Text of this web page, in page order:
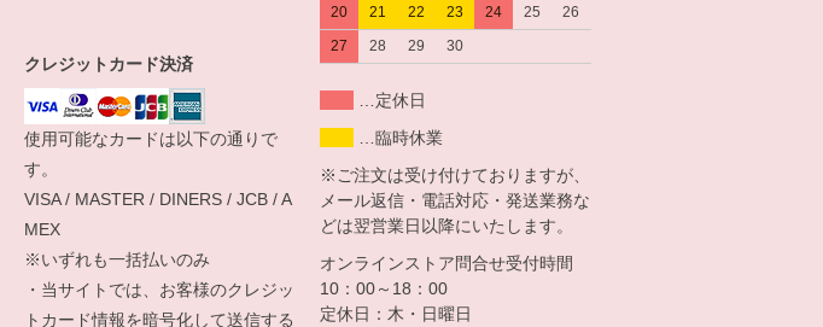
クレジットカード決済
使用可能なカードは以下の通りで
す。
VISA / MASTER / DINERS / JCB / A
MEX
※いずれも一括払いのみ
・当サイトでは、お客様のクレジッ
トカード情報を暗号化して送信する
20
21 22 23 24 25
26
27
28 29 30
…定休日
…臨時休業
※ご注文は受け付けておりますが、
メール返信・電話対応・発送業務な
どは翌営業日以降にいたします。
オンラインストア問合せ受付時間
10：00～18：00
定休日：木・日曜日